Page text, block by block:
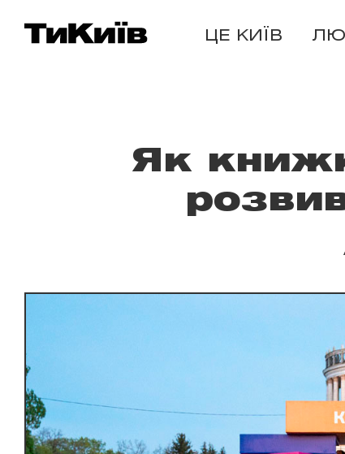
ЦЕ КИЇВ
Як